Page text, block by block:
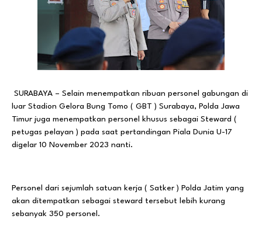
SURABAYA – Selain menempatkan ribuan personel gabungan di
luar Stadion Gelora Bung Tomo ( GBT ) Surabaya, Polda Jawa
Timur juga menempatkan personel khusus sebagai Steward (
petugas pelayan ) pada saat pertandingan Piala Dunia U-17
digelar 10 November 2023 nanti.
Personel dari sejumlah satuan kerja ( Satker ) Polda Jatim yang
akan ditempatkan sebagai steward tersebut lebih kurang
sebanyak 350 personel.